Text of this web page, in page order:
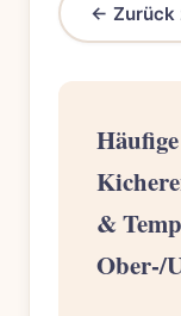
← Zurück
&
Ober-/